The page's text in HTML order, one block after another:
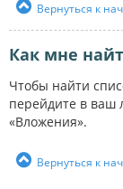
Вернуться к
Как мне
Чтобы найти
перейдите в ваш
«Вложения».
Вернуться к